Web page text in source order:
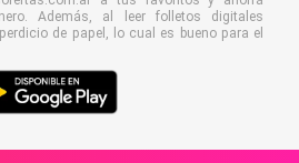
Además, al leer folletos digitales
de papel, lo cual es bueno para el